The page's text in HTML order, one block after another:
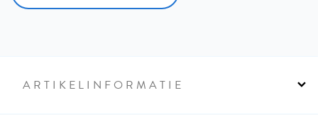
ARTIKELINFORMATIE